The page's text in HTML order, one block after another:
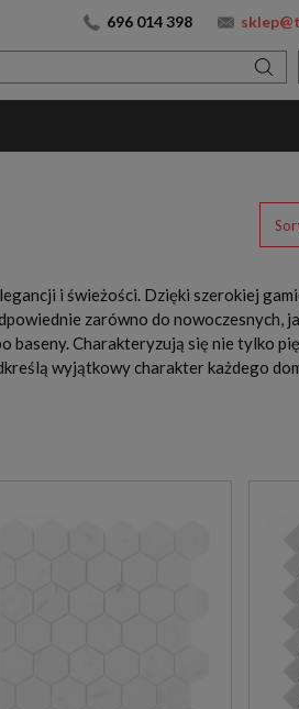
696 014 398
i świeżości. Dzięki szerokiej
zarówno do nowoczesnych,
baseny. Charakteryzują się nie tylko
wyjątkowy charakter każdego